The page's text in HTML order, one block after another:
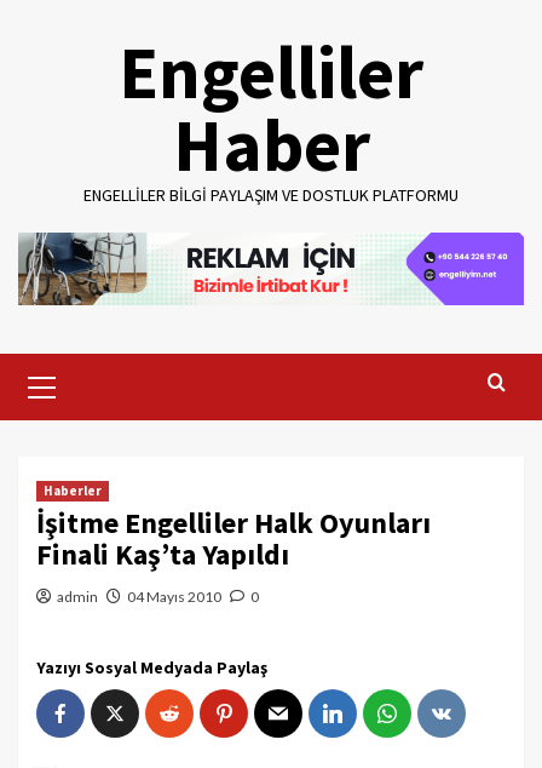
Engelliler
Haber
ENGELLILER BILGI PAYLAŞIM VE DOSTLUK PLATFORMU
Menu
Haberler
İşitme Engelliler Halk Oyunları
Finali Kaş’ta Yapıldı
admin 04 Mayıs 2010 0
Yazıyı Sosyal Medyada Paylaş